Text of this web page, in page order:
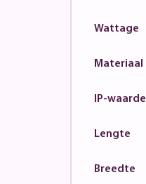
Wattage
Materiaal
IP-waarde
Lengte
Breedte